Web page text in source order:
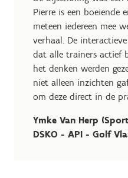
Pierre is een boeiende
meteen iedereen mee
verhaal. De
dat alle trainers actief
het denken werden
niet alleen inzichten
om deze direct in de
Ymke Van Herp
DSKO - API - Golf